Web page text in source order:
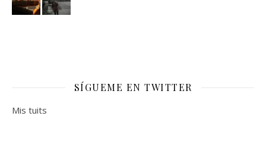
SÍGUEME EN TWITTER
Mis tuits